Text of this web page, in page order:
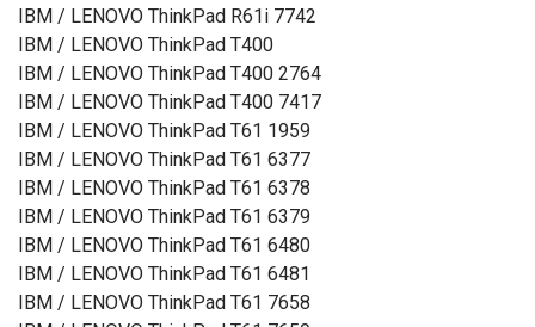
IBM / LENOVO ThinkPad R61i 7742
IBM / LENOVO ThinkPad T400
IBM / LENOVO ThinkPad T400 2764
IBM / LENOVO ThinkPad T400 7417
IBM / LENOVO ThinkPad T61 1959
IBM / LENOVO ThinkPad T61 6377
IBM / LENOVO ThinkPad T61 6378
IBM / LENOVO ThinkPad T61 6379
IBM / LENOVO ThinkPad T61 6480
IBM / LENOVO ThinkPad T61 6481
IBM / LENOVO ThinkPad T61 7658